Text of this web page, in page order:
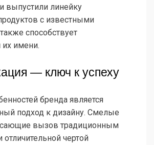
выпустили линейку
с известными
способствует
их имени.
— ключ к успеху
бренда является
подход к дизайну. Смелые
вызов традиционным
отличительной чертой